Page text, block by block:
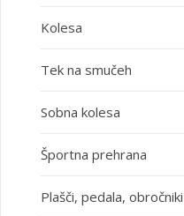
Kolesa
Tek na smučeh
Sobna kolesa
Športna prehrana
Plašči, pedala, obročniki